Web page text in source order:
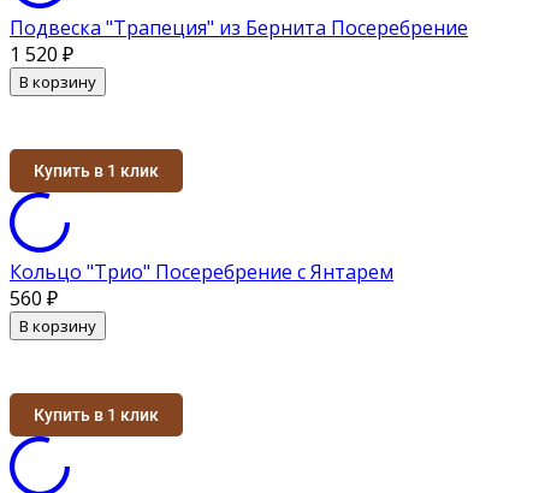
Подвеска "Трапеция" из Бернита Посеребрение
1 520 ₽
В корзину
Купить в 1 клик
Кольцо "Трио" Посеребрение с Янтарем
560 ₽
В корзину
Купить в 1 клик